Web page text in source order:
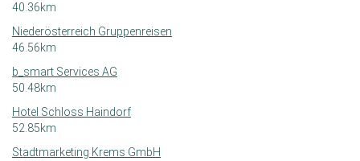
40.36km
Niederösterreich Gruppenreisen
46.56km
b_smart Services AG
50.48km
Hotel Schloss Haindorf
52.85km
Stadtmarketing Krems GmbH